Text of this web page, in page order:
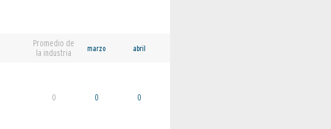
Promedio de
la industria
marzo abril
0 0 0